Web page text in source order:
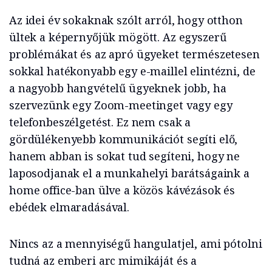
Az idei év sokaknak szólt arról, hogy otthon
ültek a képernyőjük mögött. Az egyszerű
problémákat és az apró ügyeket természetesen
sokkal hatékonyabb egy e-maillel elintézni, de
a nagyobb hangvételű ügyeknek jobb, ha
szervezünk egy Zoom-meetinget vagy egy
telefonbeszélgetést. Ez nem csak a
gördülékenyebb kommunikációt segíti elő,
hanem abban is sokat tud segíteni, hogy ne
laposodjanak el a munkahelyi barátságaink a
home office-ban ülve a közös kávézások és
ebédek elmaradásával.
Nincs az a mennyiségű hangulatjel, ami pótolni
tudná az emberi arc mimikáját és a